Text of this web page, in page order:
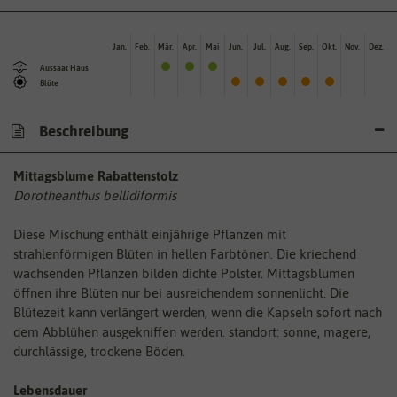
Aussaat Haus
Blüte
Jan. Feb. Mär. Apr. Mai Jun. Jul. Aug. Sep. Okt. Nov. Dez.
Beschreibung
Mittagsblume Rabattenstolz
Dorotheanthus bellidiformis
Diese Mischung enthält einjährige Pflanzen mit
strahlenförmigen Blüten in hellen Farbtönen. Die kriechend
wachsenden Pflanzen bilden dichte Polster. Mittagsblumen
öffnen ihre Blüten nur bei ausreichendem sonnenlicht. Die
Blütezeit kann verlängert werden, wenn die Kapseln sofort nach
dem Abblühen ausgekniffen werden. standort: sonne, magere,
durchlässige, trockene Böden.
Lebensdauer